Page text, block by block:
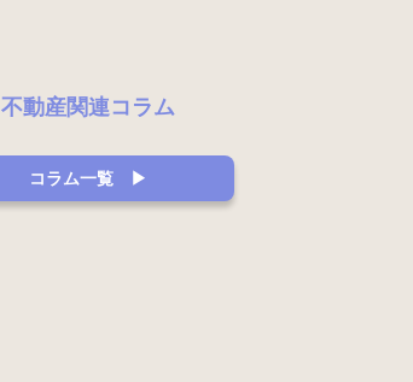
不動産関連コラム
コラム一覧 ▶